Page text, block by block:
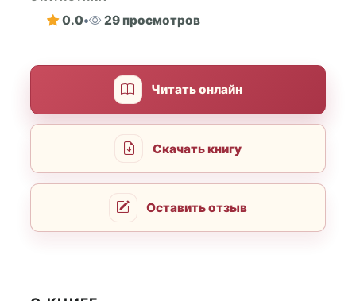
0.0• 29 просмотров
Читать онлайн
Скачать книгу
Оставить отзыв